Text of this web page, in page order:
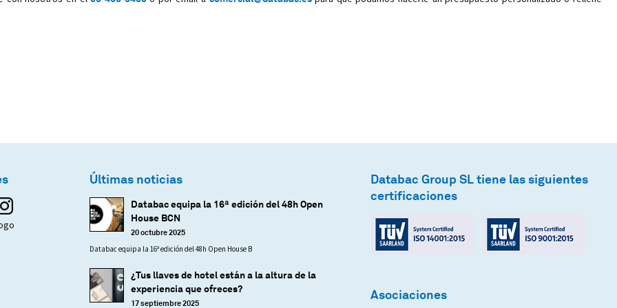
Últimas noticias
Databac equipa la 16ª edición del 48h Open
House BCN
20 octubre 2025
Databac equipa la 16ª edición del 48h Open House B
¿Tus llaves de hotel están a la altura de la
experiencia que ofreces?
17 septiembre 2025
Databac Group SL tiene las siguientes
certificaciones
Asociaciones